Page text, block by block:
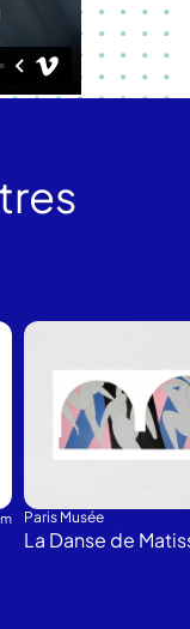
Paris Musée
La Danse de